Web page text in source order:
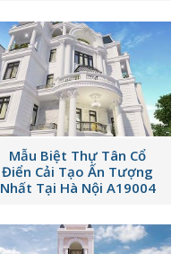
Mẫu Biệt Thự Tân Cổ
Điển Cải Tạo Ấn Tượng
Nhất Tại Hà Nội A19004